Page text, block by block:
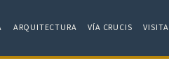
ARQUITECTURA VÍA CRUCIS VISITA